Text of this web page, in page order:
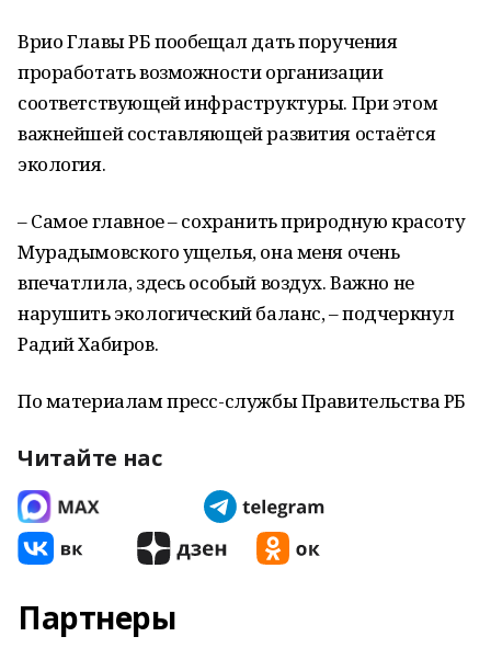
Врио Главы РБ пообещал дать поручения
проработать возможности организации
соответствующей инфраструктуры. При этом
важнейшей составляющей развития остаётся
экология.
– Самое главное – сохранить природную красоту
Мурадымовского ущелья, она меня очень
впечатлила, здесь особый воздух. Важно не
нарушить экологический баланс, – подчеркнул
Радий Хабиров.
По материалам пресс-службы Правительства РБ
Читайте нас
Партнеры